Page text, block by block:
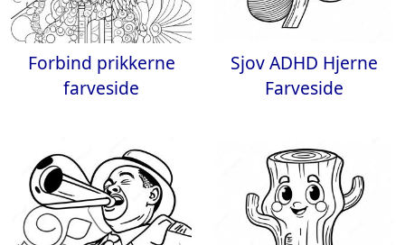
Forbind prikkerne
farveside
Sjov ADHD Hjerne
Farveside